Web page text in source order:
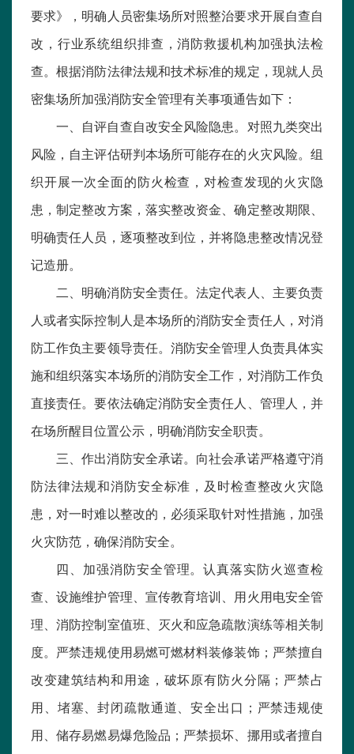
要求》，明确人员密集场所对照整治要求开展自查自
改，行业系统组织排查，消防救援机构加强执法检
查。根据消防法律法规和技术标准的规定，现就人员
密集场所加强消防安全管理有关事项通告如下：
一、自评自查自改安全风险隐患。对照九类突出
风险，自主评估研判本场所可能存在的火灾风险。组
织开展一次全面的防火检查，对检查发现的火灾隐
患，制定整改方案，落实整改资金、确定整改期限、
明确责任人员，逐项整改到位，并将隐患整改情况登
记造册。
二、明确消防安全责任。法定代表人、主要负责
人或者实际控制人是本场所的消防安全责任人，对消
防工作负主要领导责任。消防安全管理人负责具体实
施和组织落实本场所的消防安全工作，对消防工作负
直接责任。要依法确定消防安全责任人、管理人，并
在场所醒目位置公示，明确消防安全职责。
三、作出消防安全承诺。向社会承诺严格遵守消
防法律法规和消防安全标准，及时检查整改火灾隐
患，对一时难以整改的，必须采取针对性措施，加强
火灾防范，确保消防安全。
四、加强消防安全管理。认真落实防火巡查检
查、设施维护管理、宣传教育培训、用火用电安全管
理、消防控制室值班、灭火和应急疏散演练等相关制
度。严禁违规使用易燃可燃材料装修装饰；严禁擅自
改变建筑结构和用途，破坏原有防火分隔；严禁占
用、堵塞、封闭疏散通道、安全出口；严禁违规使
用、储存易燃易爆危险品；严禁损坏、挪用或者擅自